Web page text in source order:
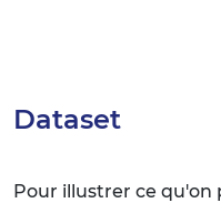
Dataset
Pour illustrer ce qu'on